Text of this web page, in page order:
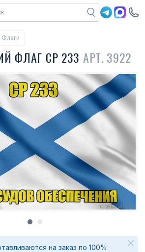
Флаги
ФЛАГ СР 233 АРТ. 3922
на заказ по 100%